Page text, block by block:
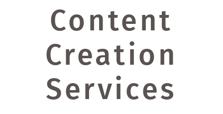
Content
Creation
Services